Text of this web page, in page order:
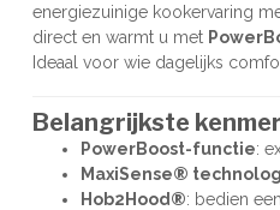
energiezuinige kookervaring
direct en warmt u met
Ideaal voor wie dagelijks
Belangrijkste
PowerBoost-functie:
MaxiSense®
Hob2Hood®: bedien